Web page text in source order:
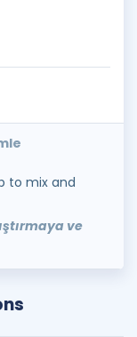
to mix and
ve